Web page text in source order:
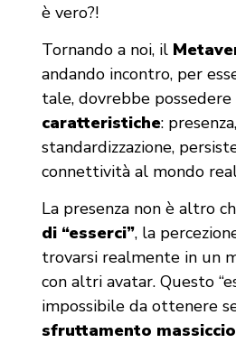
è vero?!
Tornando a noi, il
andando incontro, per
tale, dovrebbe
caratteristiche:
standardizzazione,
connettività al mondo
La presenza non è altro
di “esserci”, la
trovarsi realmente in un
con altri avatar. Questo
impossibile da ottenere
sfruttamento